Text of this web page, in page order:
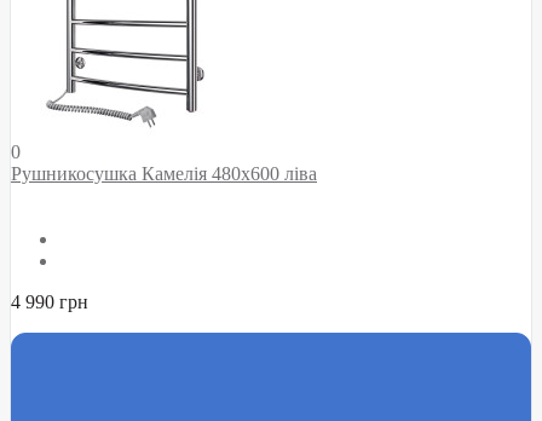
0
Рушникосушка Камелія 480х600 ліва
4 990 грн